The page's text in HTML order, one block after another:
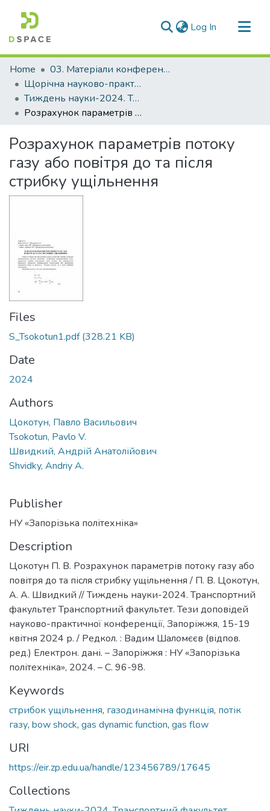
Log In (current)
Communities & Collections
All of DSpace
Statistics
Home
03. Матеріали конференцій та семінарів
Щорічна науково-практична конференція «Тиждень науки»
Тиждень науки-2024. Транспортний факультет
Розрахунок параметрів потоку газу або повітря до та після стрибку ущільнення
Розрахунок параметрів потоку
газу або повітря до та після
стрибку ущільнення
Files
S_Tsokotun1.pdf(328.21 KB)
Date
2024
Authors
Цокотун, Павло Васильович
Tsokotun, Pavlo V.
Швидкий, Андрій Анатолійович
Shvidky, Andriy A.
Publisher
НУ «Запорізька політехніка»
Description
Цокотун П. В. Розрахунок параметрів потоку газу або
повітря до та після стрибку ущільнення / П. В. Цокотун,
А. А. Швидкий // Тиждень науки-2024. Транспортний
факультет Транспортний факультет. Тези доповідей
науково-практичної конференції, Запоріжжя, 15-19
квітня 2024 р. / Редкол. : Вадим Шаломєєв (відпов.
ред.) Електрон. дані. – Запоріжжя : НУ «Запорізька
політехніка», 2024. – С. 96-98.
Keywords
стрибок ущільнення, газодинамічна функція, потік
газу, bow shock, gas dynamic function, gas flow
URI
https://eir.zp.edu.ua/handle/123456789/17645
Collections